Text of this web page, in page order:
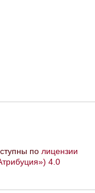
по лицензии
4.0